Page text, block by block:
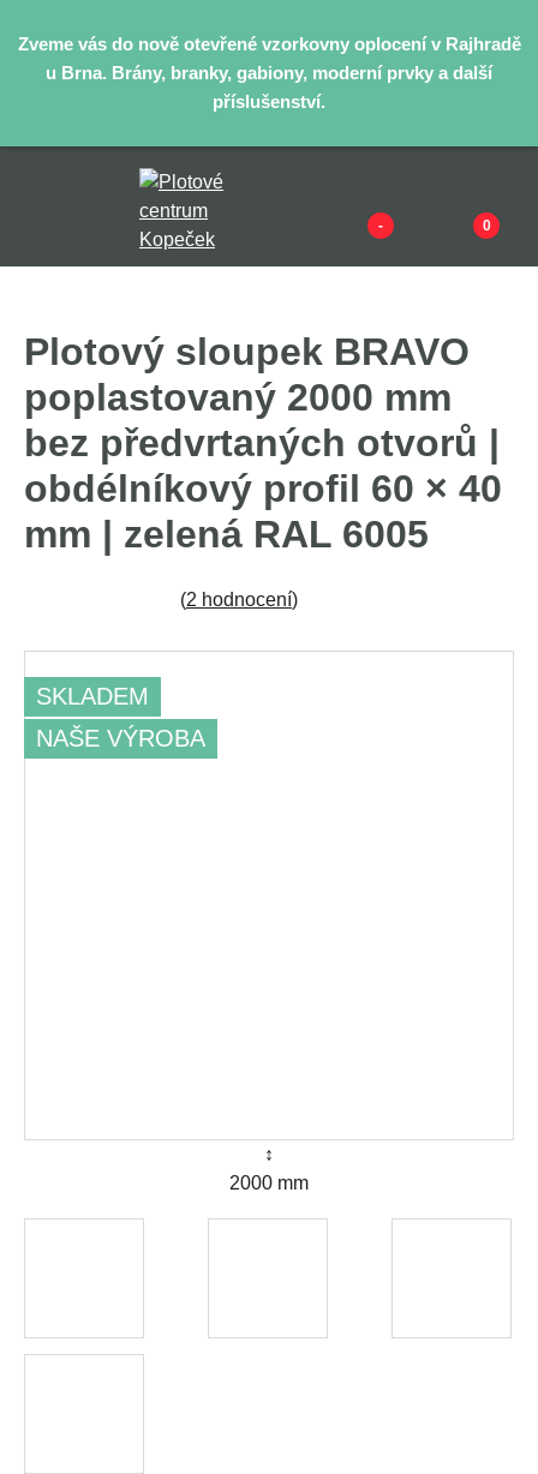
Zveme vás do nově otevřené vzorkovny oplocení v Rajhradě
u Brna. Brány, branky, gabiony, moderní prvky a další
příslušenství.
- 0
Plotový sloupek BRAVO
poplastovaný 2000 mm
bez předvrtaných otvorů |
obdélníkový profil 60 × 40
mm | zelená RAL 6005
(2 hodnocení)
SKLADEM
NAŠE VÝROBA
↕
2000 mm